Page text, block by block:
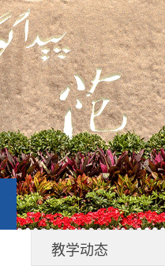
教学动态